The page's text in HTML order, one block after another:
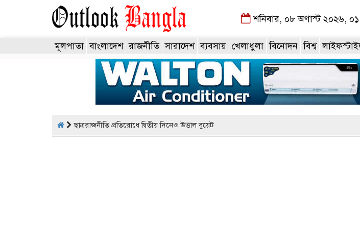
শনিবার, ০৮ অগাস্ট ২০২৬,
মূলপাতা বাংলাদেশ রাজনীতি সারাদেশ ব্যবসায় খেলাধুলা বিনোদন বিশ্ব
ছাত্ররাজনীতি প্রতিরোধে দ্বিতীয় দিনেও উত্তাল বুয়েট